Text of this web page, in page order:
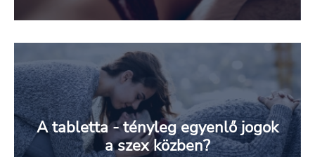
A tabletta - tényleg egyenlő jogok
a szex közben?